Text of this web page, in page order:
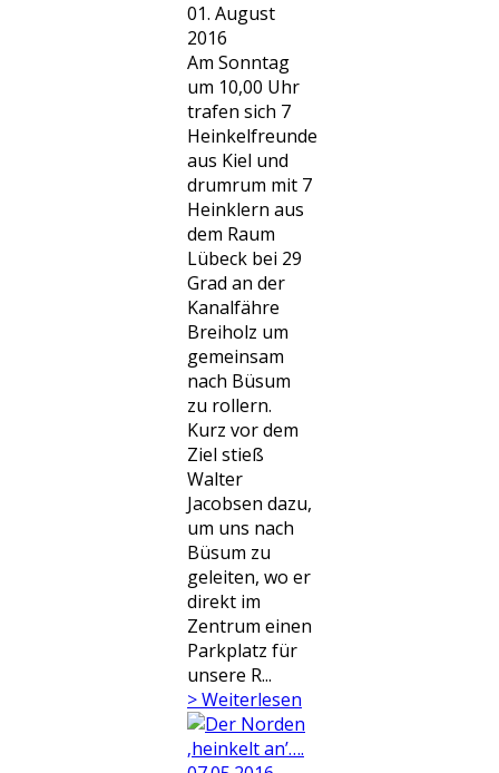
01. August
2016
Am Sonntag
um 10,00 Uhr
trafen sich 7
Heinkelfreunde
aus Kiel und
drumrum mit 7
Heinklern aus
dem Raum
Lübeck bei 29
Grad an der
Kanalfähre
Breiholz um
gemeinsam
nach Büsum
zu rollern.
Kurz vor dem
Ziel stieß
Walter
Jacobsen dazu,
um uns nach
Büsum zu
geleiten, wo er
direkt im
Zentrum einen
Parkplatz für
unsere R...
> Weiterlesen